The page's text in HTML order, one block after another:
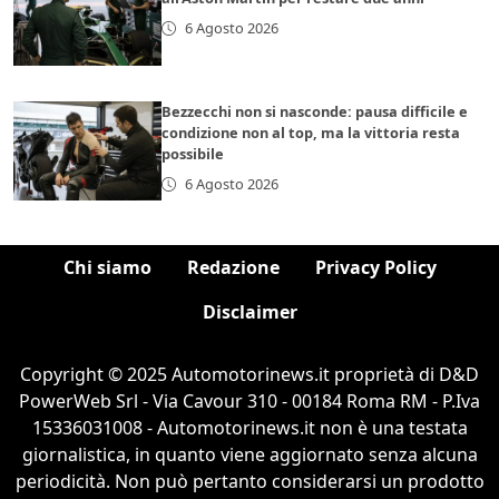
6 Agosto 2026
Bezzecchi non si nasconde: pausa difficile e
condizione non al top, ma la vittoria resta
possibile
6 Agosto 2026
Chi siamo Redazione
Privacy Policy
Disclaimer
Copyright © 2025 Automotorinews.it proprietà di D&D
PowerWeb Srl - Via Cavour 310 - 00184 Roma RM - P.Iva
15336031008 - Automotorinews.it non è una testata
giornalistica, in quanto viene aggiornato senza alcuna
periodicità. Non può pertanto considerarsi un prodotto